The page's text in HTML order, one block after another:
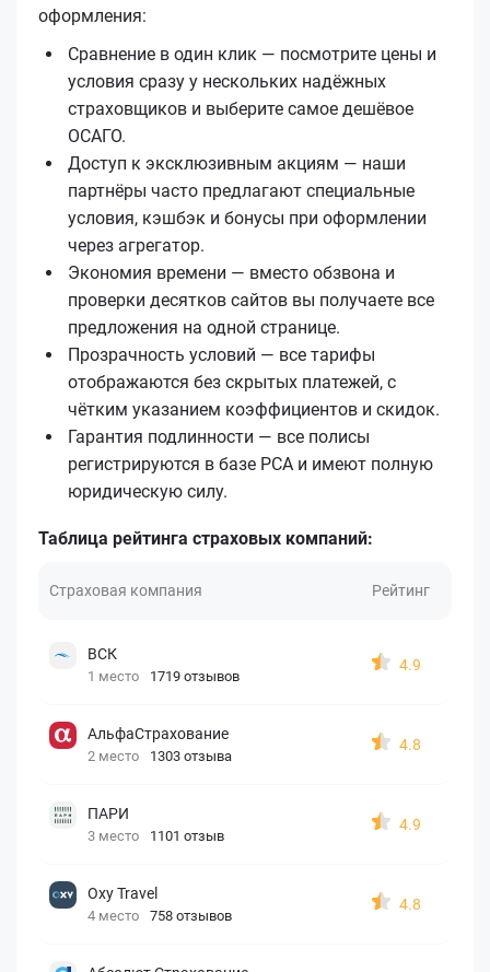
оформления:
Сравнение в один клик — посмотрите цены и
условия сразу у нескольких надёжных
страховщиков и выберите самое дешёвое
ОСАГО.
Доступ к эксклюзивным акциям — наши
партнёры часто предлагают специальные
условия, кэшбэк и бонусы при оформлении
через агрегатор.
Экономия времени — вместо обзвона и
проверки десятков сайтов вы получаете все
предложения на одной странице.
Прозрачность условий — все тарифы
отображаются без скрытых платежей, с
чётким указанием коэффициентов и скидок.
Гарантия подлинности — все полисы
регистрируются в базе РСА и имеют полную
юридическую силу.
Таблица рейтинга страховых компаний:
Страховая компания Рейтинг
ВСК
1 место 1719 отзывов
4.9
АльфаСтрахование
2 место 1303 отзыва
4.8
ПАРИ
3 место 1101 отзыв
4.9
Oxy Travel
4 место 758 отзывов
4.8